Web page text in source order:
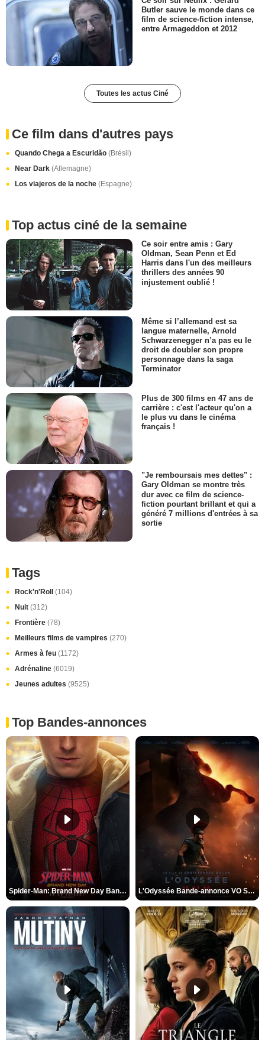
Butler sauve le monde dans ce
film de science-fiction intense,
entre Armageddon et 2012
Toutes les actus Ciné
Ce film dans d'autres pays
Quando Chega a Escuridão (Brésil)
Near Dark (Allemagne)
Los viajeros de la noche (Espagne)
Top actus ciné de la semaine
Ce soir entre amis : Gary
Oldman, Sean Penn et Ed
Harris dans l'un des meilleurs
thrillers des années 90
injustement oublié !
Même si l’allemand est sa
langue maternelle, Arnold
Schwarzenegger n’a pas eu le
droit de doubler son propre
personnage dans la saga
Terminator
Plus de 300 films en 47 ans de
carrière : c'est l'acteur qu'on a
le plus vu dans le cinéma
français !
"Je remboursais mes dettes" :
Gary Oldman se montre très
dur avec ce film de science-
fiction pourtant brillant et qui a
généré 7 millions d'entrées à sa
sortie
Tags
Rock'n'Roll (104)
Nuit (312)
Frontière (78)
Meilleurs films de vampires (270)
Armes à feu (1172)
Adrénaline (6019)
Jeunes adultes (9525)
Top Bandes-annonces
Spider-Man: Brand New Day Bande-annonce VO STFR L'Odyssée Bande-annonce VO STFR